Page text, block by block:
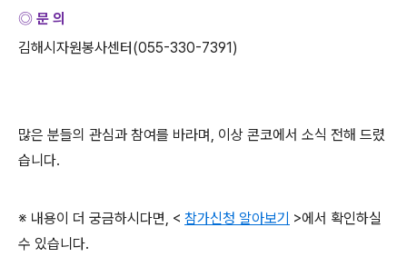
◎ 문 의
김해시자원봉사센터(055-330-7391)
많은 분들의 관심과 참여를 바라며, 이상 콘코에서 소식 전해 드렸
습니다.
※ 내용이 더 궁금하시다면, < 참가신청 알아보기 >에서 확인하실
수 있습니다.